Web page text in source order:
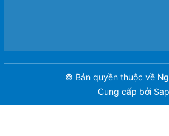
© Bản quyền thuộc về
Cung cấp bởi